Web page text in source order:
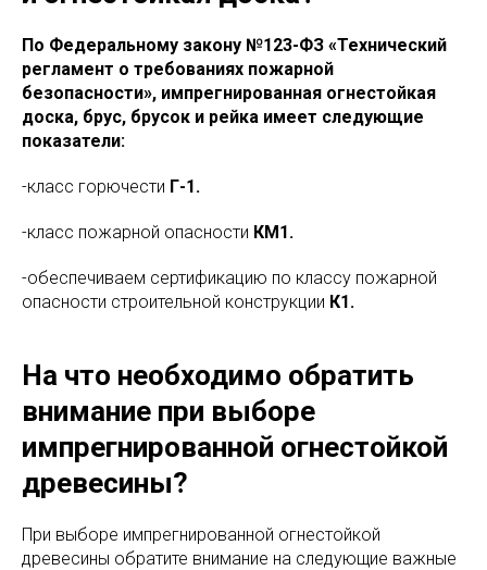
По Федеральному закону №123-ФЗ «Технический
регламент о требованиях пожарной
безопасности», импрегнированная огнестойкая
доска, брус, брусок и рейка имеет следующие
показатели:
-класс горючести Г-1.
-класс пожарной опасности КМ1.
-обеспечиваем сертификацию по классу пожарной
опасности строительной конструкции К1.
На что необходимо обратить
внимание при выборе
импрегнированной огнестойкой
древесины?
При выборе импрегнированной огнестойкой
древесины обратите внимание на следующие важные